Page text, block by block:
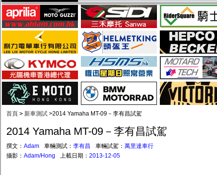
首頁 > 新車測試 >2014 Yamaha MT-09－李有昌試駕
2014 Yamaha MT-09－李有昌試駕
撰文： Adam 車輛測試： 李有昌 車輛試駕： 萬里達車行
攝影： Adam/Hong 上載日期： 2013-12-05